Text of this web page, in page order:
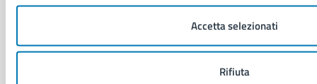
Accetta selezionati
Rifiuta
Leggi le FAQ
Segnalazione disservizio